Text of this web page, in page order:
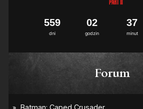
dni
559
godzin
02
minut
37
Forum